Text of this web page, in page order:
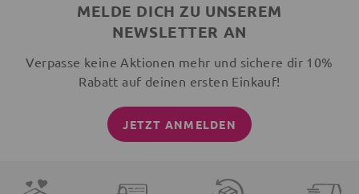
MELDE DICH ZU UNSEREM
NEWSLETTER AN
Verpasse keine Aktionen mehr und sichere dir 10%
Rabatt auf deinen ersten Einkauf!
JETZT ANMELDEN